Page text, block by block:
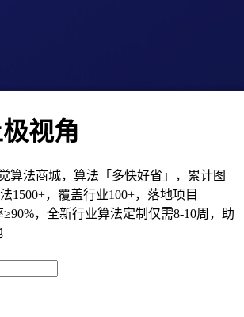
视角
算法商城，算法「多快好省」，累计图
1500+，覆盖行业100+，落地项目
，全新行业算法定制仅需8-10周，助